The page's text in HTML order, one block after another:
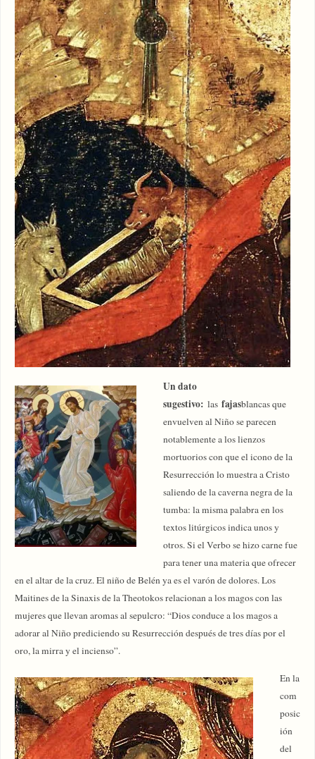
Un dato
sugestivo: las fajasblancas que
envuelven al Niño se parecen
notablemente a los lienzos
mortuorios con que el icono de la
Resurrección lo muestra a Cristo
saliendo de la caverna negra de la
tumba: la misma palabra en los
textos litúrgicos indica unos y
otros. Si el Verbo se hizo carne fue
para tener una materia que ofrecer
en el altar de la cruz. El niño de Belén ya es el varón de dolores. Los
Maitines de la Sinaxis de la Theotokos relacionan a los magos con las
mujeres que llevan aromas al sepulcro: “Dios conduce a los magos a
adorar al Niño prediciendo su Resurrección después de tres días por el
oro, la mirra y el incienso”.
En la
com
posic
ión
del